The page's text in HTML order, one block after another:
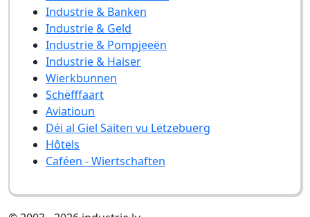
Industrie & Banken
Industrie & Geld
Industrie & Pompjeeën
Industrie & Haiser
Wierkbunnen
Schëfffaart
Aviatioun
Déi al Giel Säiten vu Lëtzebuerg
Hôtels
Caféen - Wiertschaften